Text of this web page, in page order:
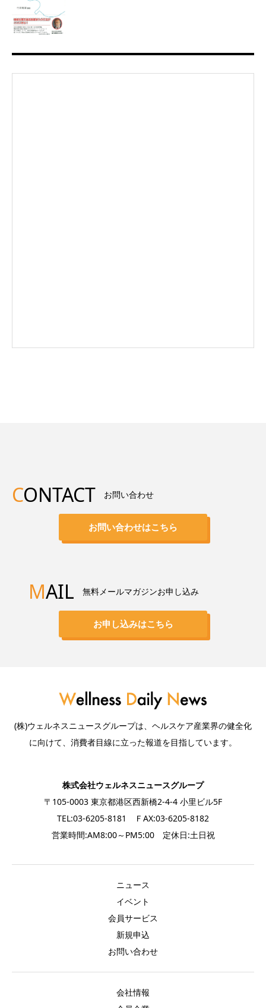
CONTACT お問い合わせ
お問い合わせはこちら
MAIL 無料メールマガジンお申し込み
お申し込みはこちら
(株)ウェルネスニュースグループは、ヘルスケア産業界の健全化
に向けて、消費者目線に立った報道を目指しています。
株式会社ウェルネスニュースグループ
〒105-0003 東京都港区西新橋2-4-4 小里ビル5F
TEL:03-6205-8181 ＦAX:03-6205-8182
営業時間:AM8:00～PM5:00 定休日:土日祝
ニュース
イベント
会員サービス
新規申込
お問い合わせ
会社情報